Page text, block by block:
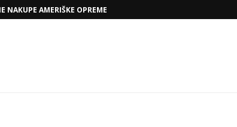
NAKUPE AMERIŠKE OPREME